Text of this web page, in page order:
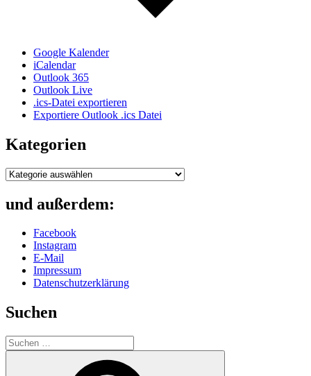
Google Kalender
iCalendar
Outlook 365
Outlook Live
.ics-Datei exportieren
Exportiere Outlook .ics Datei
Kategorien
Kategorien
und außerdem:
Facebook
Instagram
E-Mail
Impressum
Datenschutzerklärung
Suchen
Suche
nach: